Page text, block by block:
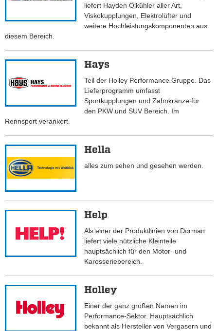
liefert Hayden Ölkühler aller Art,
Viskokupplungen, Elektrolüfter und
weitere Hochleistungskomponenten aus
diesem Bereich.
Hays
Teil der Holley Performance Gruppe. Das
Lieferprogramm umfasst
Sportkupplungen und Zahnkränze für
den PKW und SUV Bereich. Im
Rennsport verankert.
Hella
alles zum sehen und gesehen werden.
Help
Als einer der Produktlinien von Dorman
liefert viele nützliche Kleinteile
hauptsächlich für den Motor- und
Karosseriebereich.
Holley
Einer der ganz großen Namen im
Performance-Sektor. Hauptsächlich
bekannt als Hersteller von Vergasern und